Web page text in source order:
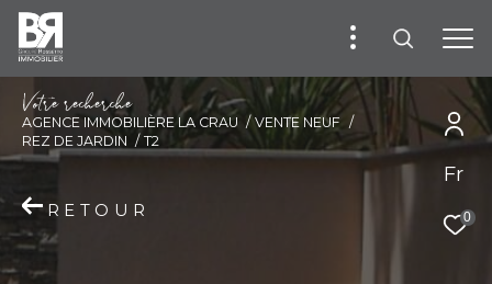
Fr
0
Votre recherche
AGENCE IMMOBILIÈRE LA CRAU
VENTE NEUF
REZ DE JARDIN
T2
RETOUR